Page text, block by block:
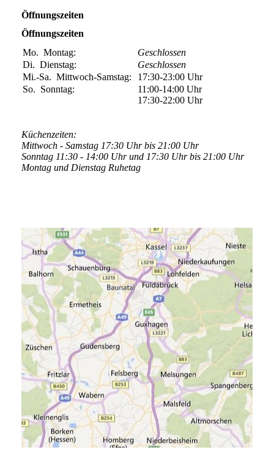
Öffnungszeiten
Öffnungszeiten
Mo. Montag:
Geschlossen
Di. Dienstag:
Geschlossen
Mi.-Sa. Mittwoch-Samstag: 17:30-23:00 Uhr
So. Sonntag: 11:00-14:00 Uhr
17:30-22:00 Uhr
Küchenzeiten:
Mittwoch - Samstag 17:30 Uhr bis 21:00 Uhr
Sonntag 11:30 - 14:00 Uhr und 17:30 Uhr bis 21:00 Uhr
Montag und Dienstag Ruhetag